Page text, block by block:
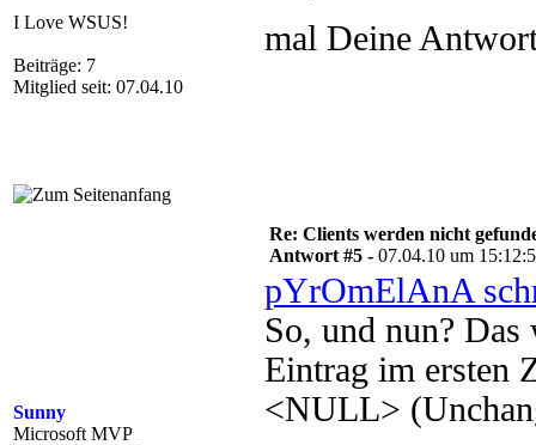
I Love WSUS!
Beiträge: 7
Mitglied seit: 07.04.10
mal Deine
Sunny
Microsoft MVP
Re: Clients werden nicht
Antwort #5 - 07.04.10 um
pYrOmElAnA
So, und nun?
Eintrag im ersten
<NULL>